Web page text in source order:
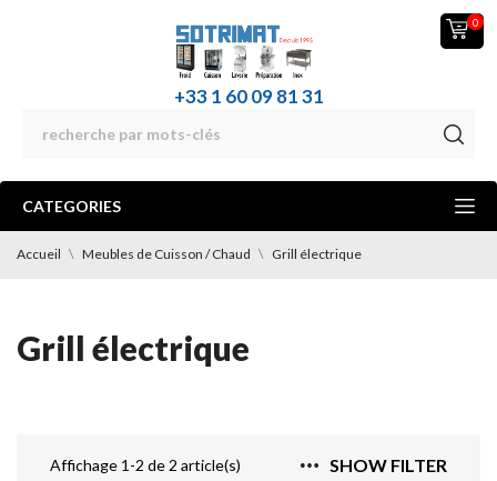
0
+33 1 60 09 81 31
CATEGORIES
Accueil Meubles de Cuisson / Chaud Grill électrique
Grill électrique
SHOW FILTER
Affichage 1-2 de 2 article(s)